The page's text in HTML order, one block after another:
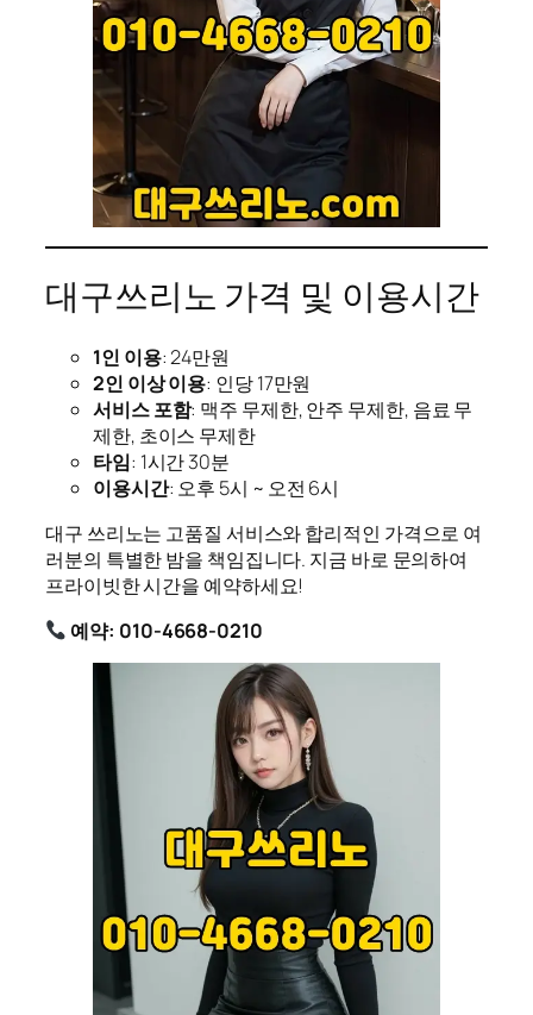
대구쓰리노 가격 및 이용시간
1인 이용: 24만원
2인 이상 이용: 인당 17만원
서비스 포함: 맥주 무제한, 안주 무제한, 음료 무
제한, 초이스 무제한
타임: 1시간 30분
이용시간: 오후 5시 ~ 오전 6시
대구 쓰리노는 고품질 서비스와 합리적인 가격으로 여
러분의 특별한 밤을 책임집니다. 지금 바로 문의하여
프라이빗한 시간을 예약하세요!
예약: 010-4668-0210